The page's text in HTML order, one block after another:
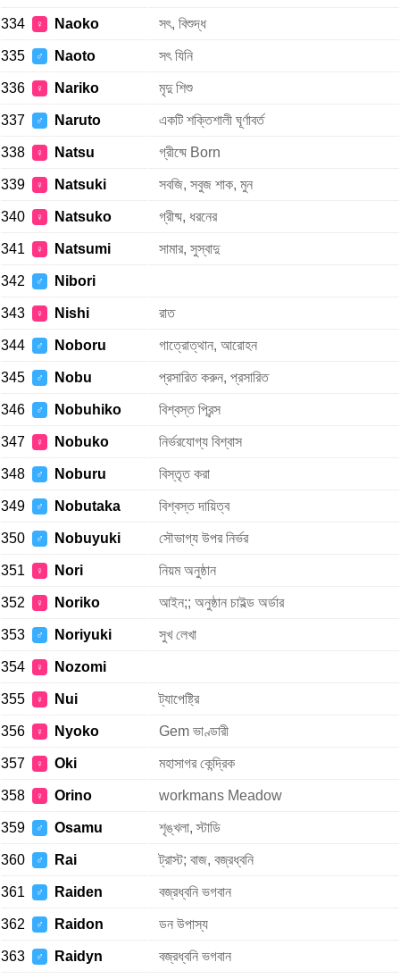
334 ♀ Naoko সৎ, বিশুদ্ধ
335 ♂ Naoto সৎ যিনি
336 ♀ Nariko মৃদু শিশু
337 ♂ Naruto একটি শক্তিশালী ঘূর্ণাবর্ত
338 ♀ Natsu গ্রীষ্মে Born
339 ♀ Natsuki সবজি, সবুজ শাক, মুন
340 ♀ Natsuko গ্রীষ্ম, ধরনের
341 ♀ Natsumi সামার, সুস্বাদু
342 ♂ Nibori
343 ♀ Nishi রাত
344 ♂ Noboru গাত্রোত্থান, আরোহন
345 ♂ Nobu প্রসারিত করুন, প্রসারিত
346 ♂ Nobuhiko বিশ্বস্ত প্রিন্স
347 ♀ Nobuko নির্ভরযোগ্য বিশ্বাস
348 ♂ Noburu বিস্তৃত করা
349 ♂ Nobutaka বিশ্বস্ত দায়িত্ব
350 ♂ Nobuyuki সৌভাগ্য উপর নির্ভর
351 ♀ Nori নিয়ম অনুষ্ঠান
352 ♀ Noriko আইন;; অনুষ্ঠান চাইল্ড অর্ডার
353 ♂ Noriyuki সুখ লেখা
354 ♀ Nozomi
355 ♀ Nui ট্যাপেষ্ট্রি
356 ♀ Nyoko Gem ভাণ্ডারী
357 ♀ Oki মহাসাগর কেন্দ্রিক
358 ♀ Orino workmans Meadow
359 ♂ Osamu শৃঙ্খলা, স্টাডি
360 ♂ Rai ট্রাস্ট; বাজ, বজ্রধ্বনি
361 ♂ Raiden বজ্রধ্বনি ভগবান
362 ♂ Raidon ডন উপাস্য
363 ♂ Raidyn বজ্রধ্বনি ভগবান